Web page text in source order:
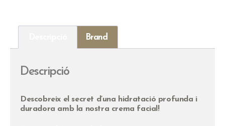
Brand
Descripció
Descobreix el secret d’una hidratació profunda i
duradora amb la nostra crema facial!